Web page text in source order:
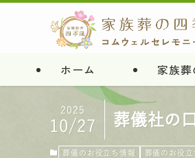
ホーム 家族葬
葬儀社の
2025
10/27
葬儀のお役立ち情報 葬儀のお役